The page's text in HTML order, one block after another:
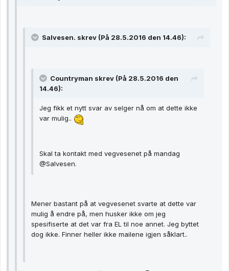
Salvesen. skrev (På 28.5.2016 den 14.46):
Countryman skrev (På 28.5.2016 den
14.46):
Jeg fikk et nytt svar av selger nå om at dette ikke
var mulig..
Skal ta kontakt med vegvesenet på mandag
@Salvesen.
Mener bastant på at vegvesenet svarte at dette var
mulig å endre på, men husker ikke om jeg
spesifiserte at det var fra EL til noe annet. Jeg byttet
dog ikke. Finner heller ikke mailene igjen såklart..